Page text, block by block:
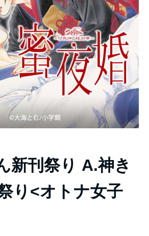
新刊祭り A.神き
り<オトナ女子